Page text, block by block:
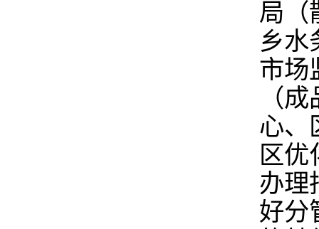
局（
乡水
市场
（
心、
区优
办理
好分